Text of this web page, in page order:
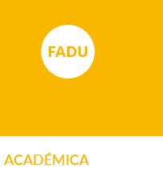
ACADÉMICA